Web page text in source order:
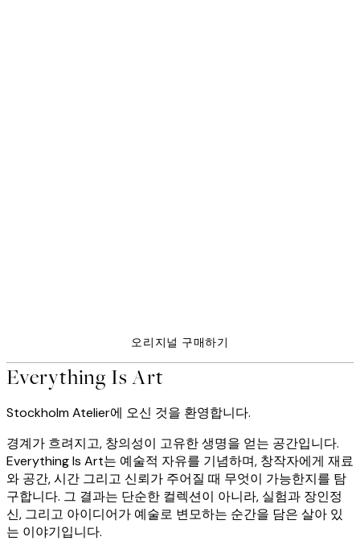
오리지널 구매하기
Everything Is Art
Stockholm Atelier에 오신 것을 환영합니다.
경계가 흐려지고, 창의성이 고유한 생명을 얻는 공간입니다.
Everything Is Art는 예술적 자유를 기념하며, 창작자에게 재료
와 공간, 시간 그리고 신뢰가 주어질 때 무엇이 가능한지를 탐
구합니다. 그 결과는 단순한 컬렉션이 아니라, 실험과 장인정
신, 그리고 아이디어가 예술로 변모하는 순간을 담은 살아 있
는 이야기입니다.